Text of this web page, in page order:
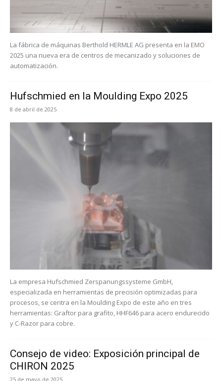
La fábrica de máquinas Berthold HERMLE AG presenta en la EMO
2025 una nueva era de centros de mecanizado y soluciones de
automatización.
Hufschmied en la Moulding Expo 2025
8 de abril de 2025
La empresa Hufschmied Zerspanungssysteme GmbH,
especializada en herramientas de precisión optimizadas para
procesos, se centra en la Moulding Expo de este año en tres
herramientas: Graftor para grafito, HHF646 para acero endurecido
y C-Razor para cobre.
Consejo de video: Exposición principal de
CHIRON 2025
25 de mayo de 2025